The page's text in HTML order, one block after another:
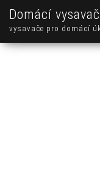
Domácí
vysavače pro domácí